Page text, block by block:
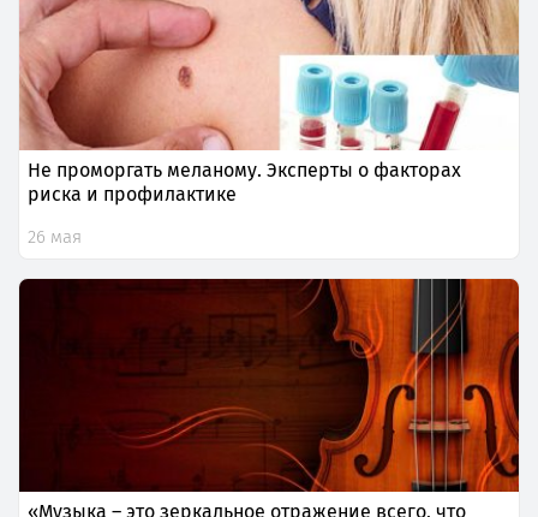
Не проморгать меланому. Эксперты о факторах
риска и профилактике
26 мая
«Музыка – это зеркальное отражение всего, что